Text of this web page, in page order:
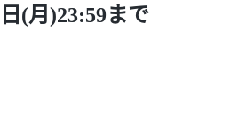
(月)23:59まで